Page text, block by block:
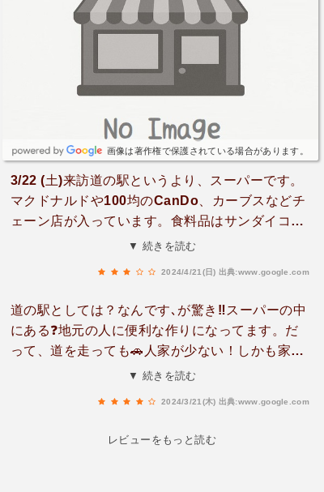
画像は著作権で保護されている場合があります。
3/22 (土)来訪道の駅というより、スーパーです。
マクドナルドや100均のCanDo、カーブスなどチ
ェーン店が入っています。食料品はサンダイコー
です。地元の人は普通にスーパーとして利用して
▼ 続きを読む
2024/4/21(日) 出典:www.google.com
道の駅としては？なんです､が驚き‼️スーパーの中
にある❓地元の人に便利な作りになってます。だ
って、道を走っても🚗人家が少ない！しかも家の
屋根が茅葺きや雪を落とす様に急斜面の屋根！冬
▼ 続きを読む
2024/3/21(木) 出典:www.google.com
レビューをもっと読む